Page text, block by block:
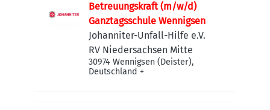
Betreuungskraft (m/w/d)
Ganztagsschule Wennigsen
Johanniter-Unfall-Hilfe e.V.
RV Niedersachsen Mitte
30974 Wennigsen (Deister),
Deutschland +